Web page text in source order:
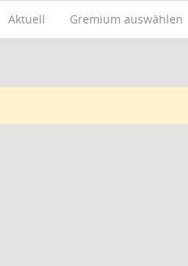
Aktuell Gremium auswählen